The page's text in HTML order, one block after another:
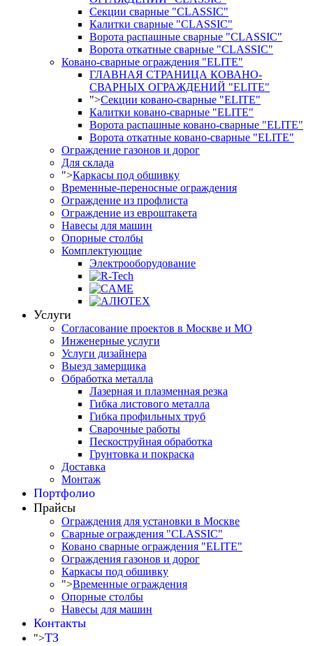
Секции сварные "CLASSIC"
Калитки сварные "CLASSIC"
Ворота распашные сварные "CLASSIC"
Ворота откатные сварные "CLASSIC"
Ковано-сварные ограждения "ELITE"
ГЛАВНАЯ СТРАНИЦА КОВАНО-
СВАРНЫХ ОГРАЖДЕНИЙ "ELITE"
">Секции ковано-сварные "ELITE"
Калитки ковано-сварные "ELITE"
Ворота распашные ковано-сварные "ELITE"
Ворота откатные ковано-сварные "ELITE"
Ограждение газонов и дорог
Для склада
">Каркасы под обшивку
Временные-переносные ограждения
Ограждение из профлиста
Ограждение из евроштакета
Навесы для машин
Опорные столбы
Комплектующие
Электрооборудование
Услуги
Согласование проектов в Москве и МО
Инженерные услуги
Услуги дизайнера
Выезд замерщика
Обработка металла
Лазерная и плазменная резка
Гибка листового металла
Гибка профильных труб
Сварочные работы
Пескоструйная обработка
Грунтовка и покраска
Доставка
Монтаж
Портфолио
Прайсы
Ограждения для установки в Москве
Сварные ограждения "CLASSIC"
Ковано сварные ограждения "ELITE"
Ограждения газонов и дорог
Каркасы под обшивку
">Временные ограждения
Опорные столбы
Навесы для машин
Контакты
">ТЗ